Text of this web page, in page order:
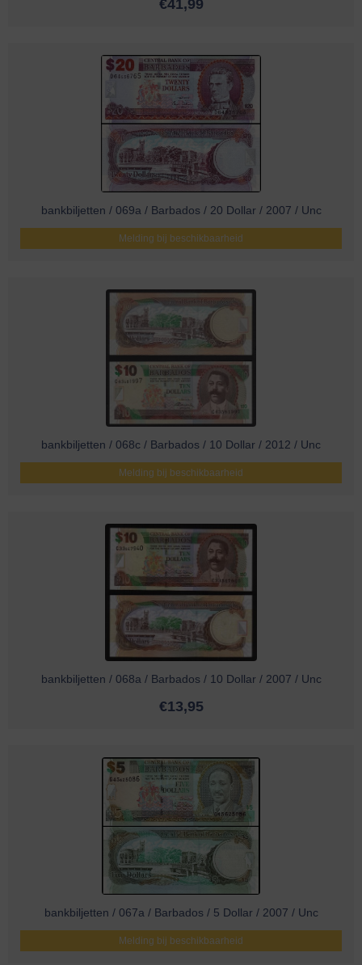
€41,99
bankbiljetten / 069a / Barbados / 20 Dollar / 2007 / Unc
Melding bij beschikbaarheid
bankbiljetten / 068c / Barbados / 10 Dollar / 2012 / Unc
Melding bij beschikbaarheid
bankbiljetten / 068a / Barbados / 10 Dollar / 2007 / Unc
€13,95
bankbiljetten / 067a / Barbados / 5 Dollar / 2007 / Unc
Melding bij beschikbaarheid